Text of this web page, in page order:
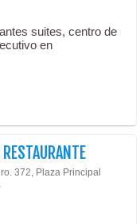
suites, centro de
en
RESTAURANTE
372, Plaza Principal